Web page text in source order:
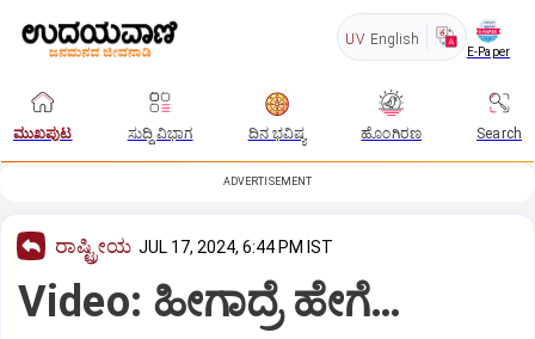
UV English
E-Paper
ಮುಖಪುಟ ಸುದ್ದಿ ವಿಭಾಗ ದಿನ ಭವಿಷ್ಯ ಹೊಂಗಿರಣ Search
ADVERTISEMENT
ರಾಷ್ಟ್ರೀಯ JUL 17, 2024, 6:44 PM IST
Video: ಹೀಗಾದ್ರೆ ಹೇಗೆ…